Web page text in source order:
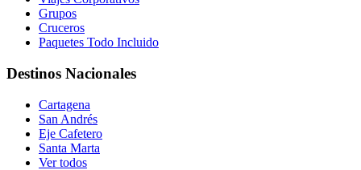
Grupos
Cruceros
Paquetes Todo Incluido
Destinos Nacionales
Cartagena
San Andrés
Eje Cafetero
Santa Marta
Ver todos